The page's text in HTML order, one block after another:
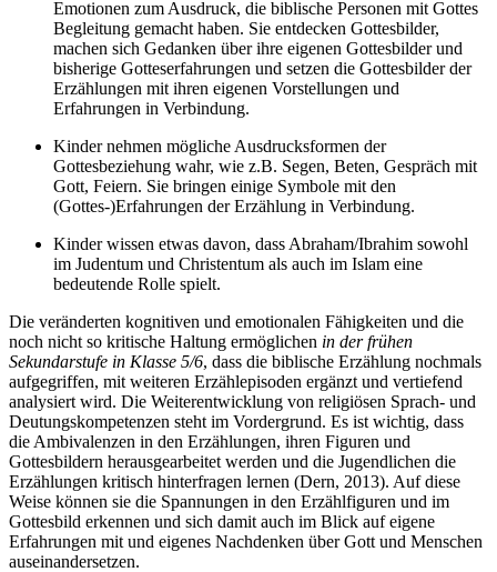
Emotionen zum Ausdruck, die biblische Personen mit Gottes
Begleitung gemacht haben. Sie entdecken Gottesbilder,
machen sich Gedanken über ihre eigenen Gottesbilder und
bisherige Gotteserfahrungen und setzen die Gottesbilder der
Erzählungen mit ihren eigenen Vorstellungen und
Erfahrungen in Verbindung.
Kinder nehmen mögliche Ausdrucksformen der
Gottesbeziehung wahr, wie z.B. Segen, Beten, Gespräch mit
Gott, Feiern. Sie bringen einige Symbole mit den
(Gottes-)Erfahrungen der Erzählung in Verbindung.
Kinder wissen etwas davon, dass Abraham/Ibrahim sowohl
im Judentum und Christentum als auch im Islam eine
bedeutende Rolle spielt.
Die veränderten kognitiven und emotionalen Fähigkeiten und die
noch nicht so kritische Haltung ermöglichen in der frühen
Sekundarstufe in Klasse 5/6, dass die biblische Erzählung nochmals
aufgegriffen, mit weiteren Erzählepisoden ergänzt und vertiefend
analysiert wird. Die Weiterentwicklung von religiösen Sprach- und
Deutungskompetenzen steht im Vordergrund. Es ist wichtig, dass
die Ambivalenzen in den Erzählungen, ihren Figuren und
Gottesbildern herausgearbeitet werden und die Jugendlichen die
Erzählungen kritisch hinterfragen lernen (Dern, 2013). Auf diese
Weise können sie die Spannungen in den Erzählfiguren und im
Gottesbild erkennen und sich damit auch im Blick auf eigene
Erfahrungen mit und eigenes Nachdenken über Gott und Menschen
auseinandersetzen.